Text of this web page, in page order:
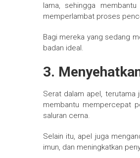
lama, sehingga
memperlambat proses
Bagi mereka yang sedang
badan ideal.
3.
Serat dalam apel, terutama
membantu mempercepat
saluran cerna.
Selain itu, apel juga
imun, dan meningkatkan